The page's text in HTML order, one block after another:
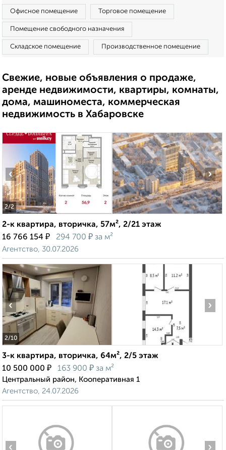
Офисное помещение Торговое помещение
Помещение свободного назначения
Складское помещение Производственное помещение
Свежие, новые объявления о продаже,
аренде недвижимости, квартиры, комнаты,
дома, машиноместа, коммерческая
недвижимость в Хабаровске
2/2
‹ ›
2-к квартира, вторичка, 57м², 2/21 этаж
16 766 154 ₽ 294 700 ₽ за м²
Агентство, 30.07.2026
2/10
‹ ›
3-к квартира, вторичка, 64м², 2/5 этаж
10 500 000 ₽ 163 900 ₽ за м²
Центральный район, Кооперативная 1
Агентство, 24.07.2026
‹ ›